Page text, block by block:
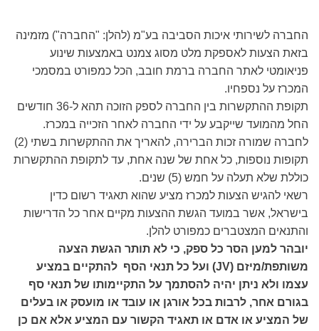
החברה לשירותי איכות הסביבה בע"מ (להלן: "החברה") מזמינה
בזאת הצעות לאספקת מלט מסוג צמנט באמצעות שינוע
פניאומטי לאתר החברה ברמת חובב, הכל כמפורט במסמכי
המכרז על נספחיו.
תקופת ההתקשרות בין החברה לספק הזוכה תהא ל-36 חודשים
החל מהמועד שייקבע על ידי החברה לאחר הזכייה במכרז.
לחברה שמורה זכות הברירה, להאריך את ההתקשרות בשתי (2)
תקופות נוספות, כל אחת של שנה אחת, עד לתקופת ההתקשרות
כוללת שלא תעלה על חמש (5) שנים.
רשאי להגיש הצעות למכרז מציע שהוא תאגיד רשום כדין
בישראל, אשר במועד הגשת ההצעות מקיים אחר כל הדרישות
והתנאים המצטברים כמפורט להלן.
יובהר למען הסר כל ספק, כי לא תותר הגשת הצעה
משותפת/מיזם (JV) ועל כל תנאי הסף להתקיים במציע
עצמו ולא ניתן יהיה להסתמך על התקיימותו של תנאי סף
בגורם אחר, לרבות בכל אורגן או עובד או מועסק או בעלים
של המציע או אדם או תאגיד הקשור עם המציע אלא אם כן